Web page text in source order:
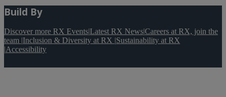
Build By
Discover more RX Events|Latest RX News|Careers at RX, join the
team |Inclusion & Diversity at RX |Sustainability at RX
|Accessibility